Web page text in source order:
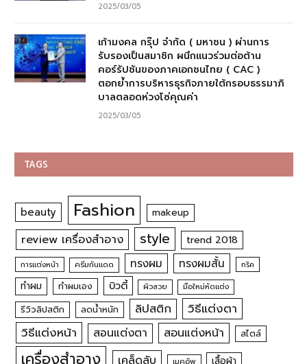
2025/03/05
เก้ามงคล กรุ๊ป จำกัด ( มหาชน ) ผ่านการ
รับรองเป็นสมาชิก ผนึกแนวร่วมต่อต้าน
คอร์รัปชันของภาคเอกชนไทย ( CAC )
ตอกย้ำการบริหารธุรกิจภายใต้กรอบธรรมาภิ
บาลตลอดห่วงโซ่คุณค่า
2025/03/05
TAGS
beauty Fashion makeup
review เครื่องสำอาง style trend 2018
การแต่งหน้า ครีมกันแดด ทรงผม ทรงผมสั้น ทริค
ทำผม ทำผมเอง บิวตี้ ผิวสวย มือใหม่หัดแต่ง
รีวิวลิปสติก ลดน้ำหนัก ลิปสติก
วิธีแต่งตา
วิธีแต่งหน้า
สอนแต่งตา สอนแต่งหน้า สไตล์
เครื่องสำอาง เคล็ดลับ เสื้อผ้า